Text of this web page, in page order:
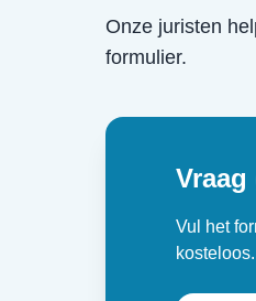
Onze juristen
formulier.
Vul het
kosteloos.